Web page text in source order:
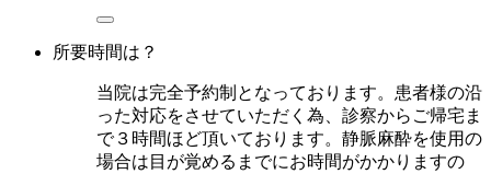
所要時間は？
当院は完全予約制となっております。患者様の沿
った対応をさせていただく為、診察からご帰宅ま
で３時間ほど頂いております。静脈麻酔を使用の
場合は目が覚めるまでにお時間がかかりますの